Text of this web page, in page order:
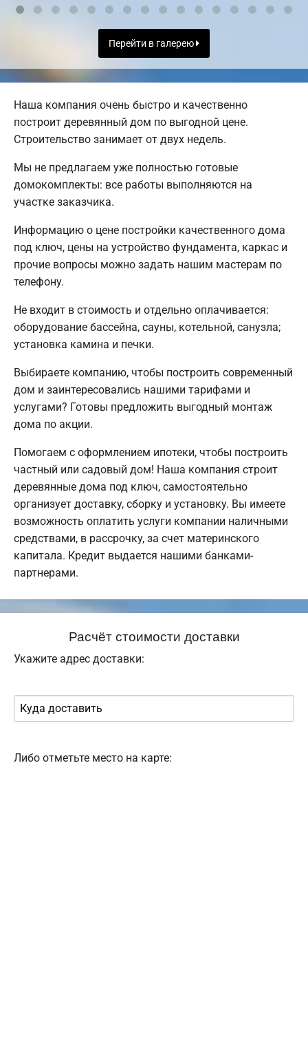
Перейти в галерею
Наша компания очень быстро и качественно
построит деревянный дом по выгодной цене.
Строительство занимает от двух недель.
Мы не предлагаем уже полностью готовые
домокомплекты: все работы выполняются на
участке заказчика.
Информацию о цене постройки качественного дома
под ключ, цены на устройство фундамента, каркас и
прочие вопросы можно задать нашим мастерам по
телефону.
Не входит в стоимость и отдельно оплачивается:
оборудование бассейна, сауны, котельной, санузла;
установка камина и печки.
Выбираете компанию, чтобы построить современный
дом и заинтересовались нашими тарифами и
услугами? Готовы предложить выгодный монтаж
дома по акции.
Помогаем с оформлением ипотеки, чтобы построить
частный или садовый дом! Наша компания строит
деревянные дома под ключ, самостоятельно
организует доставку, сборку и установку. Вы имеете
возможность оплатить услуги компании наличными
средствами, в рассрочку, за счет материнского
капитала. Кредит выдается нашими банками-
партнерами.
Расчёт стоимости доставки
Укажите адрес доставки:
Либо отметьте место на карте: